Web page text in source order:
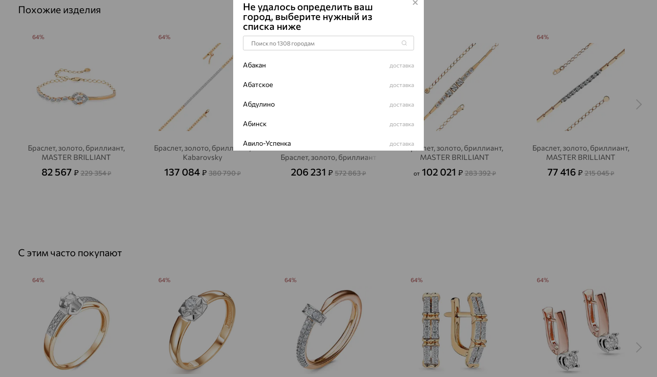
ПРОИСХОЖДЕНИЕ
ВЕС
КОЛИЧЕСТВО
ФОРМА ОГРАНКИ
ЧИСТОТА
Сертификаты на камни
Похожие изделия
Браслет, золото, бриллиант,
MASTER BRILLIANT
82 567 ₽ 229 354₽
64%
Браслет, золото, бриллиант,
Kabarovsky
137 084 ₽ 380 790₽
64%
Браслет, золото, бриллиант
206 231 ₽ 572 863₽
64%
браслет, золото, бриллиант,
MASTER BRILLIANT
от 102 021 ₽ 283 392₽
64%
Браслет, золото, бриллиант,
MASTER BRILLIANT
77 416 ₽ 215 045₽
64%
С этим часто покупают
64% 64% 64% 64% 64%
Не удалось определить ваш
город, выберите нужный из
списка ниже
Абакан доставка
Абатское доставка
Абдулино доставка
Абинск доставка
Авило-Успенка доставка
доставка